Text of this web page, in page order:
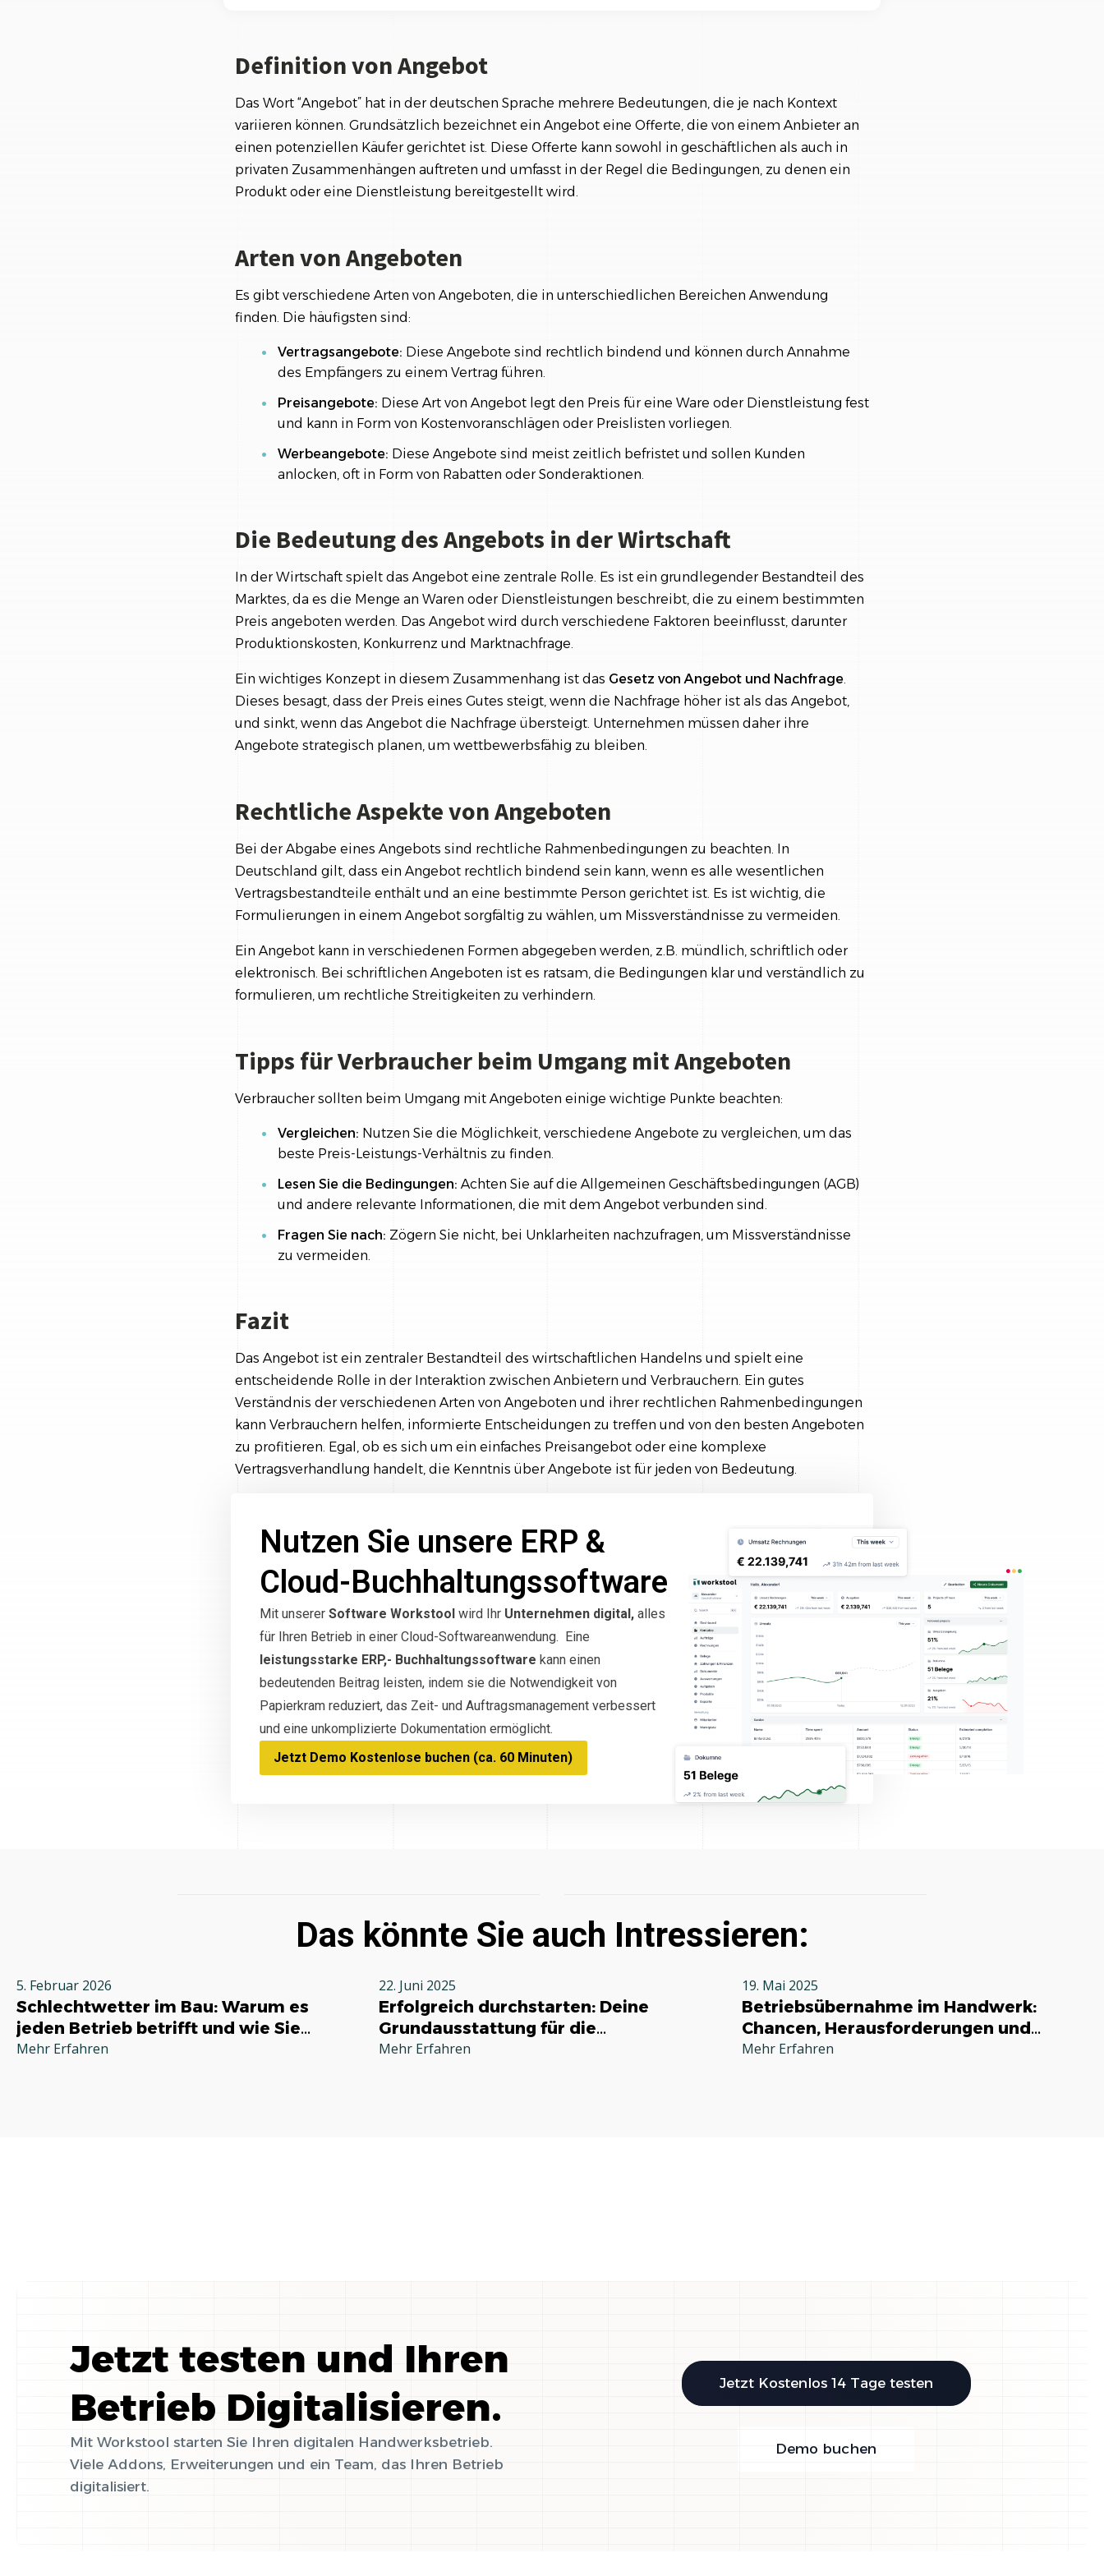
Die Bedeutung des Angebots in der Wirtschaft
Rechtliche Aspekte von Angeboten
Tipps für Verbraucher beim Umgang mit Angeboten
Fazit
Definition von Angebot
Das Wort “Angebot” hat in der deutschen Sprache mehrere Bedeutungen, die je nach Kontext
variieren können. Grundsätzlich bezeichnet ein Angebot eine Offerte, die von einem Anbieter an
einen potenziellen Käufer gerichtet ist. Diese Offerte kann sowohl in geschäftlichen als auch in
privaten Zusammenhängen auftreten und umfasst in der Regel die Bedingungen, zu denen ein
Produkt oder eine Dienstleistung bereitgestellt wird.
Arten von Angeboten
Es gibt verschiedene Arten von Angeboten, die in unterschiedlichen Bereichen Anwendung
finden. Die häufigsten sind:
Vertragsangebote: Diese Angebote sind rechtlich bindend und können durch Annahme
des Empfängers zu einem Vertrag führen.
Preisangebote: Diese Art von Angebot legt den Preis für eine Ware oder Dienstleistung fest
und kann in Form von Kostenvoranschlägen oder Preislisten vorliegen.
Werbeangebote: Diese Angebote sind meist zeitlich befristet und sollen Kunden
anlocken, oft in Form von Rabatten oder Sonderaktionen.
Die Bedeutung des Angebots in der Wirtschaft
In der Wirtschaft spielt das Angebot eine zentrale Rolle. Es ist ein grundlegender Bestandteil des
Marktes, da es die Menge an Waren oder Dienstleistungen beschreibt, die zu einem bestimmten
Preis angeboten werden. Das Angebot wird durch verschiedene Faktoren beeinflusst, darunter
Produktionskosten, Konkurrenz und Marktnachfrage.
Ein wichtiges Konzept in diesem Zusammenhang ist das Gesetz von Angebot und Nachfrage.
Dieses besagt, dass der Preis eines Gutes steigt, wenn die Nachfrage höher ist als das Angebot,
und sinkt, wenn das Angebot die Nachfrage übersteigt. Unternehmen müssen daher ihre
Angebote strategisch planen, um wettbewerbsfähig zu bleiben.
Rechtliche Aspekte von Angeboten
Bei der Abgabe eines Angebots sind rechtliche Rahmenbedingungen zu beachten. In
Deutschland gilt, dass ein Angebot rechtlich bindend sein kann, wenn es alle wesentlichen
Vertragsbestandteile enthält und an eine bestimmte Person gerichtet ist. Es ist wichtig, die
Formulierungen in einem Angebot sorgfältig zu wählen, um Missverständnisse zu vermeiden.
Ein Angebot kann in verschiedenen Formen abgegeben werden, z.B. mündlich, schriftlich oder
elektronisch. Bei schriftlichen Angeboten ist es ratsam, die Bedingungen klar und verständlich zu
formulieren, um rechtliche Streitigkeiten zu verhindern.
Tipps für Verbraucher beim Umgang mit Angeboten
Verbraucher sollten beim Umgang mit Angeboten einige wichtige Punkte beachten:
Vergleichen: Nutzen Sie die Möglichkeit, verschiedene Angebote zu vergleichen, um das
beste Preis-Leistungs-Verhältnis zu finden.
Lesen Sie die Bedingungen: Achten Sie auf die Allgemeinen Geschäftsbedingungen (AGB)
und andere relevante Informationen, die mit dem Angebot verbunden sind.
Fragen Sie nach: Zögern Sie nicht, bei Unklarheiten nachzufragen, um Missverständnisse
zu vermeiden.
Fazit
Das Angebot ist ein zentraler Bestandteil des wirtschaftlichen Handelns und spielt eine
entscheidende Rolle in der Interaktion zwischen Anbietern und Verbrauchern. Ein gutes
Verständnis der verschiedenen Arten von Angeboten und ihrer rechtlichen Rahmenbedingungen
kann Verbrauchern helfen, informierte Entscheidungen zu treffen und von den besten Angeboten
zu profitieren. Egal, ob es sich um ein einfaches Preisangebot oder eine komplexe
Vertragsverhandlung handelt, die Kenntnis über Angebote ist für jeden von Bedeutung.
Nutzen Sie unsere ERP &
Cloud-Buchhaltungssoftware
Mit unserer Software Workstool wird Ihr Unternehmen digital,alles
für Ihren Betrieb in einer Cloud-Softwareanwendung. Eine
leistungsstarke ERP,- Buchhaltungssoftware kann einen
bedeutenden Beitrag leisten, indem sie die Notwendigkeit von
Papierkram reduziert, das Zeit- und Auftragsmanagement verbessert
und eine unkomplizierte Dokumentation ermöglicht.
Jetzt Demo Kostenlose buchen (ca. 60 Minuten)
Das könnte Sie auch Intressieren:
5. Februar 2026
Schlechtwetter im Bau: Warum es
jeden Betrieb betrifft und wie Sie
richtig reagieren
Mehr Erfahren
22. Juni 2025
Erfolgreich durchstarten: Deine
Grundausstattung für die
Selbstständigkeit im Handwerk
Mehr Erfahren
19. Mai 2025
Betriebsübernahme im Handwerk:
Chancen, Herausforderungen und
praktische Tipps
Mehr Erfahren
Jetzt testen und Ihren
Betrieb Digitalisieren.
Mit Workstool starten Sie Ihren digitalen Handwerksbetrieb.
Viele Addons, Erweiterungen und ein Team, das Ihren Betrieb
digitalisiert.
Jetzt Kostenlos 14 Tage testen
Demo buchen